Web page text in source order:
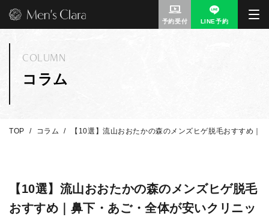
予約受付 LINE予約
コラム
COLUMN
TOP コラム 【10選】流山おおたかの森のメンズヒゲ脱毛おすすめ｜
【10選】流山おおたかの森のメンズヒゲ脱毛
おすすめ｜鼻下・あご・全体が安いクリニッ